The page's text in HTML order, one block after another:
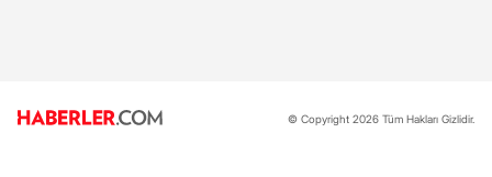
© Copyright 2026 Tüm Hakları Gizlidir.